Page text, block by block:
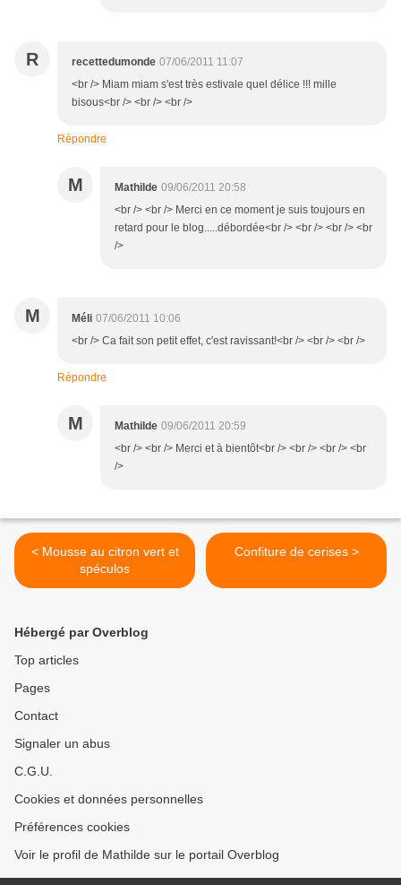
R recettedumonde 07/06/2011 11:07
<br /> Miam miam s'est très estivale quel délice !!! mille
bisous<br /> <br /> <br />
Répondre
M Mathilde 09/06/2011 20:58
<br /> <br /> Merci en ce moment je suis toujours en
retard pour le blog.....débordée<br /> <br /> <br /> <br
/>
M Méli 07/06/2011 10:06
<br /> Ca fait son petit effet, c'est ravissant!<br /> <br /> <br />
Répondre
M Mathilde 09/06/2011 20:59
<br /> <br /> Merci et à bientôt<br /> <br /> <br /> <br
/>
< Mousse au citron vert et
spéculos
Confiture de cerises >
Hébergé par Overblog
Top articles
Pages
Contact
Signaler un abus
C.G.U.
Cookies et données personnelles
Préférences cookies
Voir le profil de Mathilde sur le portail Overblog